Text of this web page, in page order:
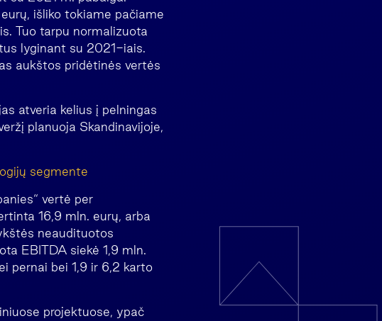
išliko tokiame pačiame
Tuo tarpu normalizuota
lyginant su 2021-iais.
aukštos pridėtinės vertės
atveria kelius į pelningas
planuoja Skandinavijoje,
segmente
vertė per
16,9 mln. eurų, arba
neaudituotos
EBITDA siekė 1,9 mln.
pernai bei 1,9 ir 6,2 karto
projektuose, ypač